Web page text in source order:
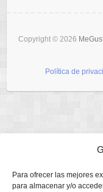
Para ofrecer las mejores
para almacenar y/o
Copyright © 2026
Política de